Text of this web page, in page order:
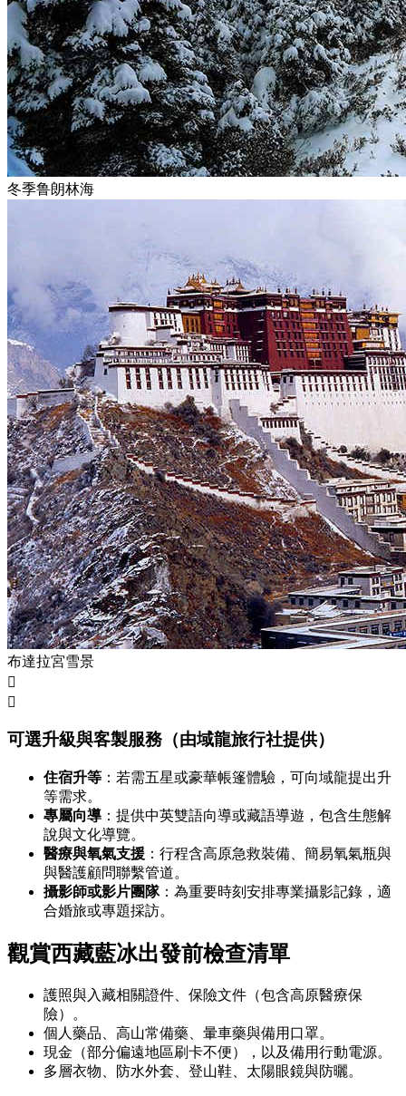
冬季鲁朗林海
布達拉宮雪景


可選升級與客製服務（由域龍旅行社提供）
住宿升等 ：若需五星或豪華帳篷體驗，可向域龍提出升
等需求。
專屬向導 ：提供中英雙語向導或藏語導遊，包含生態解
說與文化導覽。
醫療與氧氣支援 ：行程含高原急救裝備、簡易氧氣瓶與
與醫護顧問聯繫管道。
攝影師或影片團隊：為重要時刻安排專業攝影記錄，適
合婚旅或專題採訪。
觀賞西藏藍冰出發前檢查清單
護照與入藏相關證件、保險文件（包含高原醫療保
險）。
個人藥品、高山常備藥、暈車藥與備用口罩。
現金（部分偏遠地區刷卡不便），以及備用行動電源。
多層衣物、防水外套、登山鞋、太陽眼鏡與防曬。